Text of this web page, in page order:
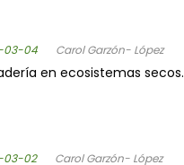
03-04 Carol Garzón- López
en ecosistemas secos.
03-02 Carol Garzón- López